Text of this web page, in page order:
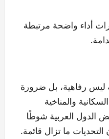
أداء واضحة مرتبطة
ليس رفاهية، بل ضرورة
والمناخية
الدول العربية شوطًا
التحديات ما تزال قائمة.